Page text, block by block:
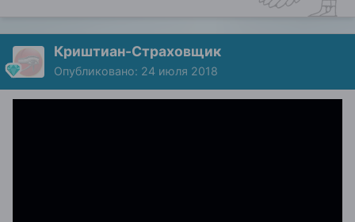
Криштиан-Страховщик
Опубликовано: 24 июля 2018